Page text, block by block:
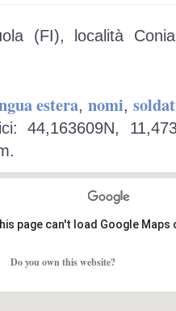
(FI), località
estera, nomi,
44,163609N,
page can't load Google
Do you own this website?